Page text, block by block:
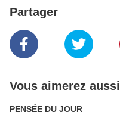
Partager
Vous aimerez aussi
PENSÉE DU JOUR